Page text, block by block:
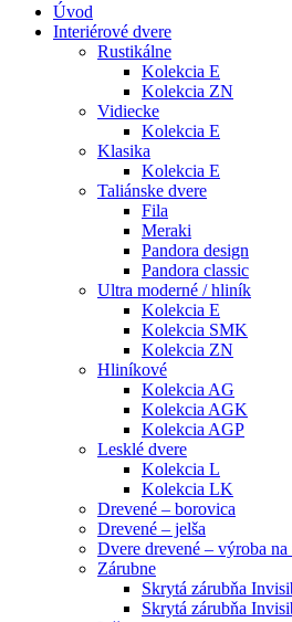
Úvod
Interiérové dvere
Rustikálne
Kolekcia E
Kolekcia ZN
Vidiecke
Kolekcia E
Klasika
Kolekcia E
Taliánske dvere
Fila
Meraki
Pandora design
Pandora classic
Ultra moderné / hliník
Kolekcia E
Kolekcia SMK
Kolekcia ZN
Hliníkové
Kolekcia AG
Kolekcia AGK
Kolekcia AGP
Lesklé dvere
Kolekcia L
Kolekcia LK
Drevené – borovica
Drevené – jelša
Dvere drevené – výroba na
Zárubne
Skrytá zárubňa
Skrytá zárubňa